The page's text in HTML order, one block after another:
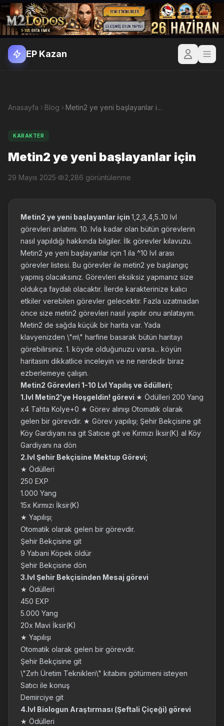
EP Kazan
Anasayfa Blog Metin2 ye yeni başlayanlar için
KARAKTER
Metin2 ye yeni başlayanlar için
29 Mayıs 2025· 2,286 görüntülenme
Metin2 ye yeni başlayanlar için 1,2,3,4,5..10 lvl
görevleri anlatımı. 10. lvla kadar olan bütün görevlerin
nasıl yapıldığı hakkında bilgiler. İlk görevler kılavuzu.
Metin2 ye yeni başlayanlar için 1 ila ^10 lvl arası
görevler listesi. Bu görevler ile metin2 ye başlangıç
yapmış olacaksınız. Görevleri eksiksiz yapmanız size
oldukça faydalı olacaktır. İlerde karakterinize kalıcı
etkiler verebilen görevler gelecektir. Fazla uzatmadan
önce size metin2 görevleri nasıl yapılır onu anlatayım.
Metin2 de sağda küçük bir harita var. Yada
klavyenizden \"m\" harfine basarak bütün haritayı
görebilirsiniz. 1. köyde olduğunuzu varsa... köyün
haritasını dikkatlice inceleyin ve ne nerdedir biraz
ezberlemeye çalışın.
Metin2 Görevleri 1-10 Lvl Yapılış ve ödülleri;
1.lvl Metin2'ye Hoşgeldin! görevi ★ Ödülleri 200 Yang
x4 Tahta Kolye+0 ★ Görev alınışı Otomatik olarak
gelen bir görevdir. ★ Görev yapılışı; Şehir Bekçisine git
Köy Gardiyanı na git Satıcıe git ve Kırmızı İksir(K) al Köy
Gardiyanı na dön
2.lvl Şehir Bekçisine Mektup Görevi;
★ Ödülleri
250 EXP
1.000 Yang
15x Kırmızı İksir(K)
★ Yapılışı;
Otomatik olarak gelen bir görevdir.
Şehir Bekçisine git
9 Yabani Köpek öldür
Şehir Bekçisine dön
3.lvl Şehir Bekçisinden Mesaj görevi
★ Ödülleri
450 EXP
5.000 Yang
20x Mavi İksir(K)
★ Yapılışı
Otomatik olarak gelen bir görevdir.
Şehir Bekçisine git
\"Zırh Üretim Teknikleri\" kitabını götürmeni isteyen
Satıcı ile konuş
Demirciye git
4.lvl Biologun Araştırması (Şeftali Çiçeği) görevi
★ Ödülleri